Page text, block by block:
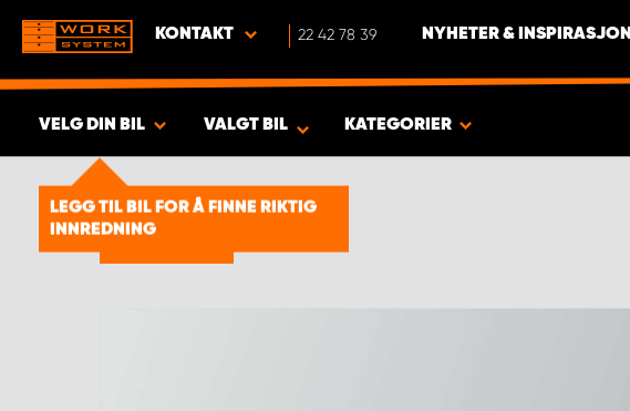
KONTAKT 22 42 78 39 NYHETER & INSPIRASJON
VELG DIN BIL
LEGG TIL BIL FOR Å FINNE RIKTIG
INNREDNING
VISA RESULTAT - 1924PRODUKTER
VALGT BIL KATEGORIER